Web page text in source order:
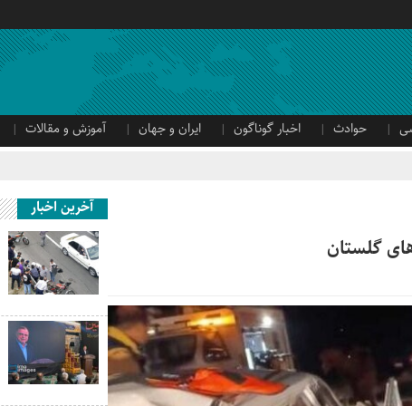
حوادث اخبار گوناگون ایران و جهان آموزش و مقالات
گلستان
آخرین اخبار